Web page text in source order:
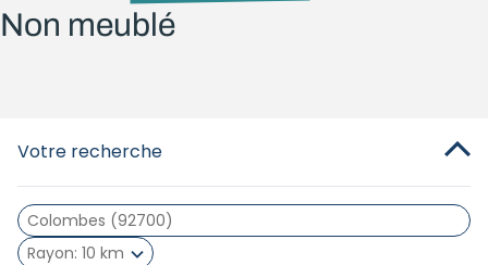
Non meublé
Votre recherche
Rayon 10 km